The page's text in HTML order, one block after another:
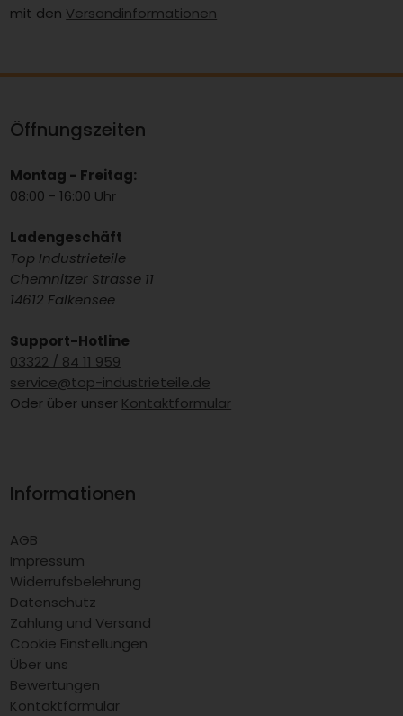
mit den Versandinformationen
Öffnungszeiten
Montag - Freitag:
08:00 - 16:00 Uhr
Ladengeschäft
Top Industrieteile
Chemnitzer Strasse 11
14612 Falkensee
Support-Hotline
03322 / 84 11 959
service@top-industrieteile.de
Oder über unser Kontaktformular
Informationen
AGB
Impressum
Widerrufsbelehrung
Datenschutz
Zahlung und Versand
Cookie Einstellungen
Über uns
Bewertungen
Kontaktformular